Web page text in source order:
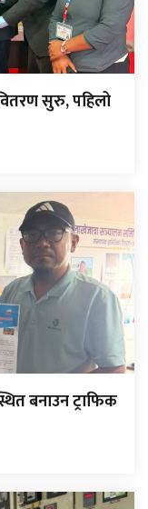
सुरु, पहिलो
बनाउन ट्राफिक